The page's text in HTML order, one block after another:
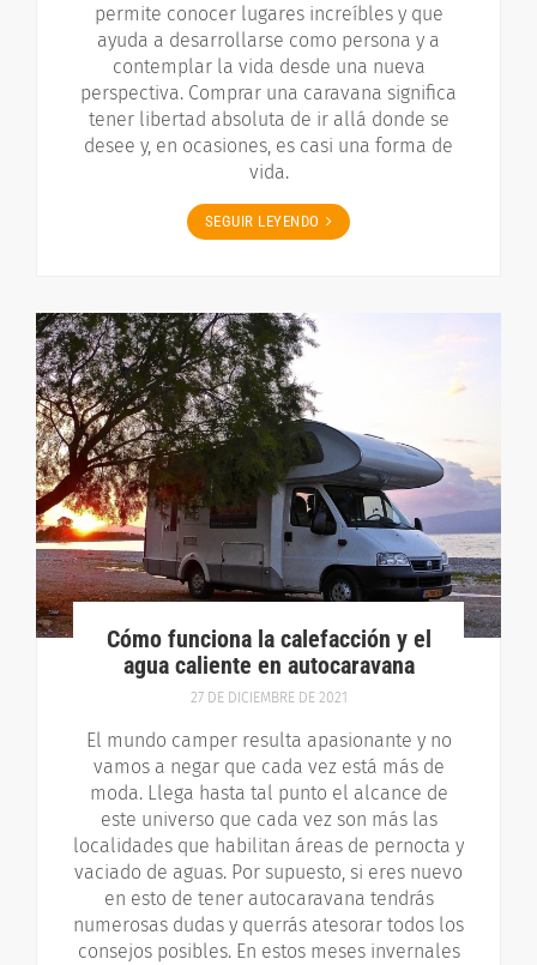
permite conocer lugares increíbles y que
ayuda a desarrollarse como persona y a
contemplar la vida desde una nueva
perspectiva. Comprar una caravana significa
tener libertad absoluta de ir allá donde se
desee y, en ocasiones, es casi una forma de
vida.
SEGUIR LEYENDO
Cómo funciona la calefacción y el
agua caliente en autocaravana
27 DE DICIEMBRE DE 2021
El mundo camper resulta apasionante y no
vamos a negar que cada vez está más de
moda. Llega hasta tal punto el alcance de
este universo que cada vez son más las
localidades que habilitan áreas de pernocta y
vaciado de aguas. Por supuesto, si eres nuevo
en esto de tener autocaravana tendrás
numerosas dudas y querrás atesorar todos los
consejos posibles. En estos meses invernales